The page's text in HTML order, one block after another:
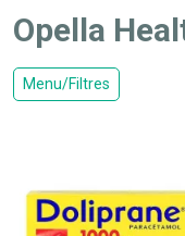
Opella
Menu/Filtres